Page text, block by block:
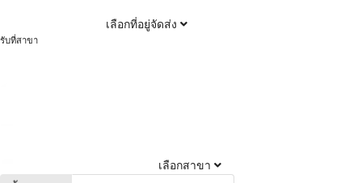
เลือกที่อยู่จัดส่ง
รับที่สาขา
เลือกสาขา